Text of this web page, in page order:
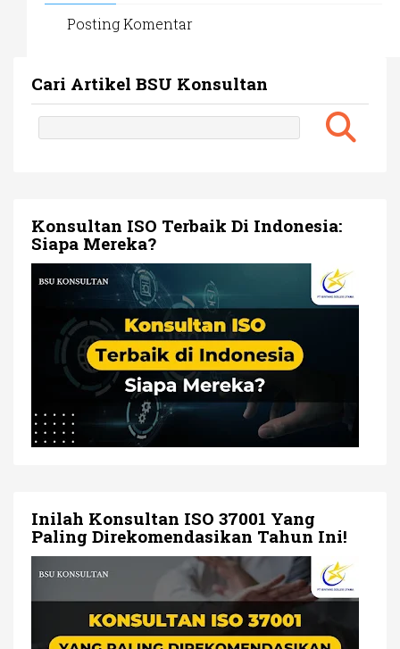
Posting Komentar
Cari Artikel BSU Konsultan
Konsultan ISO Terbaik Di Indonesia:
Siapa Mereka?
Inilah Konsultan ISO 37001 Yang
Paling Direkomendasikan Tahun Ini!